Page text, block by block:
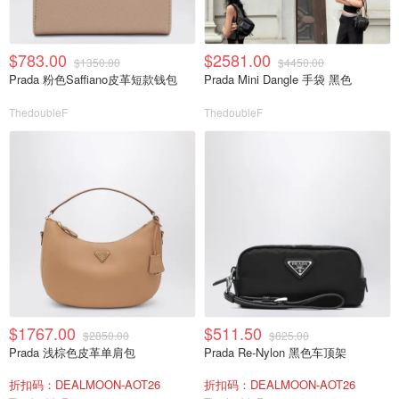
$783.00 $1350.00
Prada 粉色Saffiano皮革短款钱包
ThedoubleF
$2581.00 $4450.00
Prada Mini Dangle 手袋 黑色
ThedoubleF
$1767.00 $2850.00
Prada 浅棕色皮革单肩包
折扣码：DEALMOON-AOT26
$511.50 $825.00
Prada Re-Nylon 黑色车顶架
折扣码：DEALMOON-AOT26